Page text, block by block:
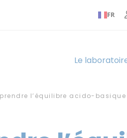
FR
Le
l’équilibre acido-